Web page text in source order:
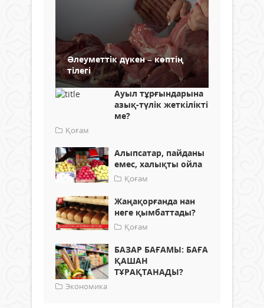
Әлеуметтік дүкен – көптің
тілегі
Ауыл тұрғындарына
азық-түлік жеткілікті
ме?
Қоғам
Алыпсатар, пайданы
емес, халықты ойла
Қоғам
Жаңақорғанда нан
неге қымбаттады?
Қоғам
БАЗАР БАҒАМЫ: БАҒА
ҚАШАН
ТҰРАҚТАНАДЫ?
Экономика